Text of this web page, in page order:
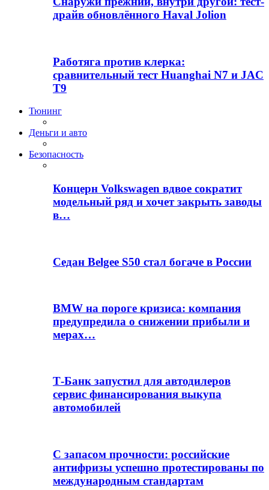
драйв обновлённого Haval Jolion
Работяга против клерка:
сравнительный тест Huanghai N7 и JAC
T9
Тюнинг
Деньги и авто
Безопасность
Концерн Volkswagen вдвое сократит
модельный ряд и хочет закрыть заводы
в…
Седан Belgee S50 стал богаче в России
BMW на пороге кризиса: компания
предупредила о снижении прибыли и
мерах…
Т-Банк запустил для автодилеров
сервис финансирования выкупа
автомобилей
С запасом прочности: российские
антифризы успешно протестированы по
международным стандартам